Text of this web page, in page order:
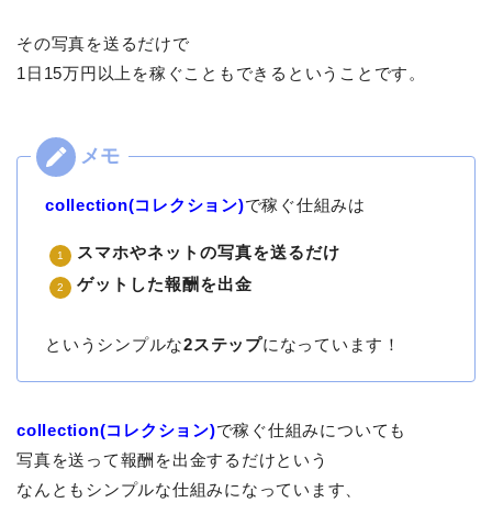
その写真を送るだけで
1日15万円以上を稼ぐこともできるということです。
collection(コレクション)で稼ぐ仕組みは
スマホやネットの写真を送るだけ
ゲットした報酬を出金
というシンプルな2ステップになっています！
collection(コレクション)で稼ぐ仕組みについても
写真を送って報酬を出金するだけという
なんともシンプルな仕組みになっています、